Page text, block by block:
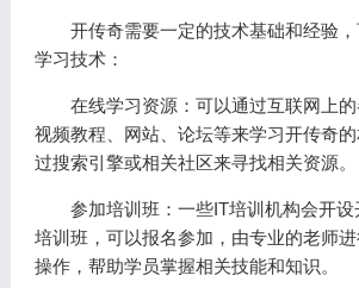
开传奇需要一定的技术基础和经验
学习技术：
在线学习资源：可以通过互联网上
视频教程、网站、论坛等来学习开传奇
过搜索引擎或相关社区来寻找相关资源。
参加培训班：一些IT培训机构会开
培训班，可以报名参加，由专业的老师
操作，帮助学员掌握相关技能和知识。